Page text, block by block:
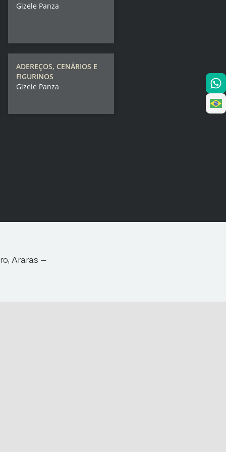
Gizele Panza
ADEREÇOS, CENÁRIOS E
FIGURINOS
Gizele Panza
Araras –